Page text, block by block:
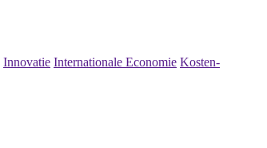
Innovatie Internationale Economie Kosten-